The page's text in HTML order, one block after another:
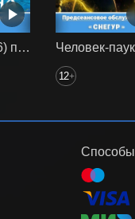
Моана (2016) предс. обсл. Снегур
12+